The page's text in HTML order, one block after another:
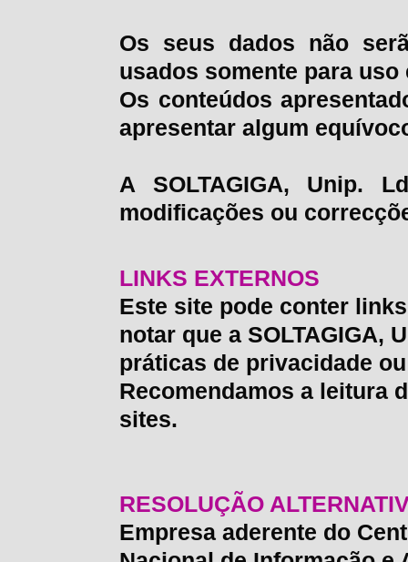
Os seus dados não
usados somente para
Os conteúdos
apresentar algum
A SOLTAGIGA, Unip.
modificações ou
LINKS EXTERNOS
Este site pode conter
notar que a SOLTAGIGA,
práticas de privacidade
Recomendamos a leitura
sites.
RESOLUÇÃO
Empresa aderente do